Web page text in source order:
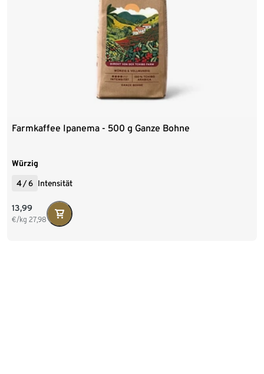
Farmkaffee Ipanema - 500 g Ganze Bohne
Würzig
4/6 Intensität
13,99
€/kg 27,98